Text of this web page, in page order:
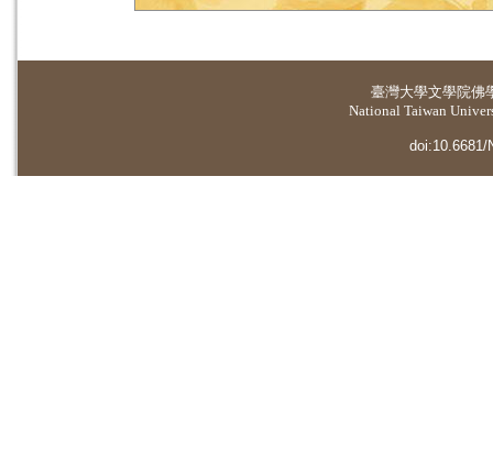
臺灣大學文學院佛
National Taiwan
doi:10.6681/